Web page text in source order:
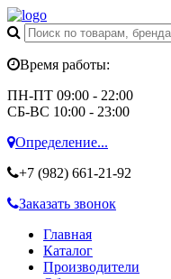
Время работы:
ПН-ПТ 09:00 - 22:00
СБ-ВС 10:00 - 23:00
Определение...
+7 (982) 661-21-92
Заказать звонок
Главная
Каталог
Производители